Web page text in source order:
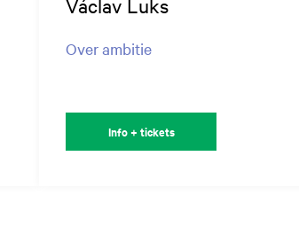
Václav Luks
Over ambitie
Info + tickets